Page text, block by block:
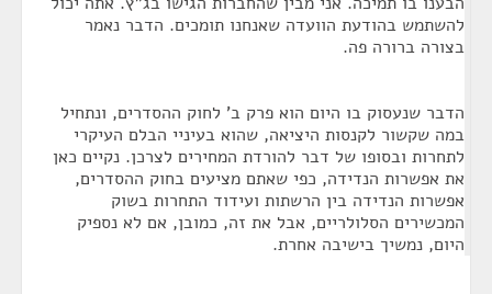
להשתמש בהודעת הוועדה שאנחנו תומכים. הדבר נאמר
בצורה ברורה פה.
הדבר שנעסוק בו היום הוא פרק ב' לחוק ההסדרים, ונתחיל
במה שקשור לקנסות היציאה, שהוא בעיניי הבלם העיקרי
לתחרות ובסופו של דבר להורדת המחירים לצרכן. נקיים כאן
את אפשרות הנדידה, כפי שאתם מציעים בחוק ההסדרים,
אפשרות הנדידה בין הרשתות ועידוד התחרות בשוק
המכשירים הסלולריים, אבל את זה, כמובן, אם לא נספיק
היום, נמשיך בישיבה אחרת.